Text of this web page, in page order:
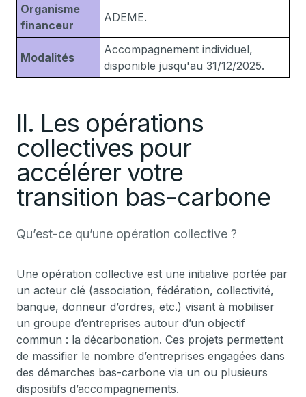
Organisme
financeur
ADEME.
Modalités
Accompagnement individuel,
disponible jusqu'au 31/12/2025.
II. Les opérations
collectives pour
accélérer votre
transition bas-carbone
Qu’est-ce qu’une opération collective ?
Une opération collective est une initiative portée par
un acteur clé (association, fédération, collectivité,
banque, donneur d’ordres, etc.) visant à mobiliser
un groupe d’entreprises autour d’un objectif
commun : la décarbonation. Ces projets permettent
de massifier le nombre d’entreprises engagées dans
des démarches bas-carbone via un ou plusieurs
dispositifs d’accompagnements.